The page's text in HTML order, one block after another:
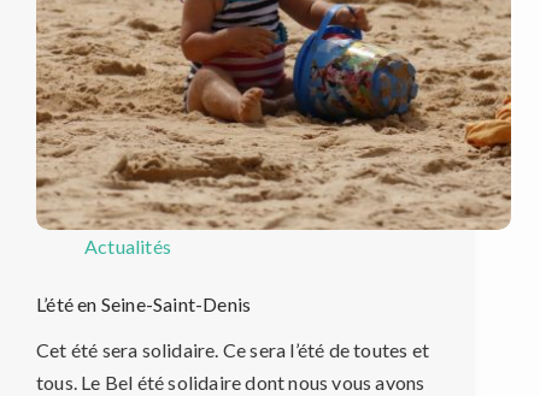
Actualités
L’été en Seine-Saint-Denis
Cet été sera solidaire. Ce sera l’été de toutes et
tous. Le Bel été solidaire dont nous vous avons